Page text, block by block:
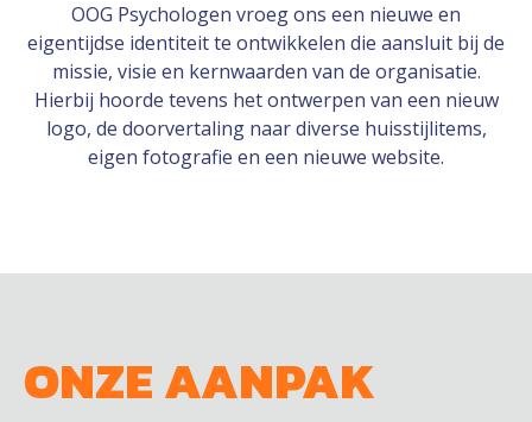
OOG Psychologen vroeg ons een nieuwe en
eigentijdse identiteit te ontwikkelen die aansluit bij de
missie, visie en kernwaarden van de organisatie.
Hierbij hoorde tevens het ontwerpen van een nieuw
logo, de doorvertaling naar diverse huisstijlitems,
eigen fotografie en een nieuwe website.
ONZE AANPAK